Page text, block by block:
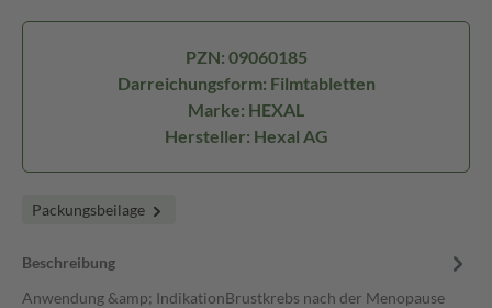
PZN: 09060185
Darreichungsform: Filmtabletten
Marke: HEXAL
Hersteller: Hexal AG
Packungsbeilage
Beschreibung
Anwendung &amp; IndikationBrustkrebs nach der Menopause